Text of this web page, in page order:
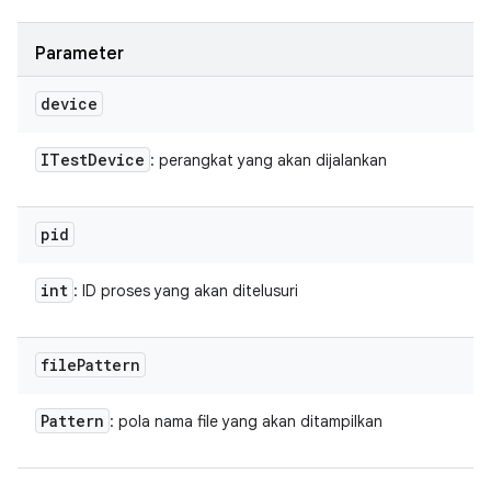
Parameter
device
ITestDevice : perangkat yang akan dijalankan
pid
int : ID proses yang akan ditelusuri
filePattern
Pattern : pola nama file yang akan ditampilkan